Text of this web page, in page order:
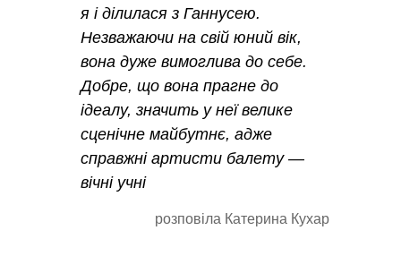
я і ділилася з Ганнусею.
Незважаючи на свій юний вік,
вона дуже вимоглива до себе.
Добре, що вона прагне до
ідеалу, значить у неї велике
сценічне майбутнє, адже
справжні артисти балету —
вічні учні
розповіла Катерина Кухар